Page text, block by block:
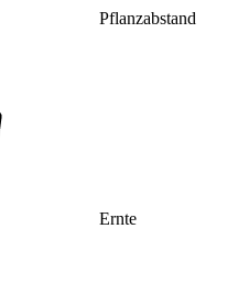
Pflanzabstand
Ernte